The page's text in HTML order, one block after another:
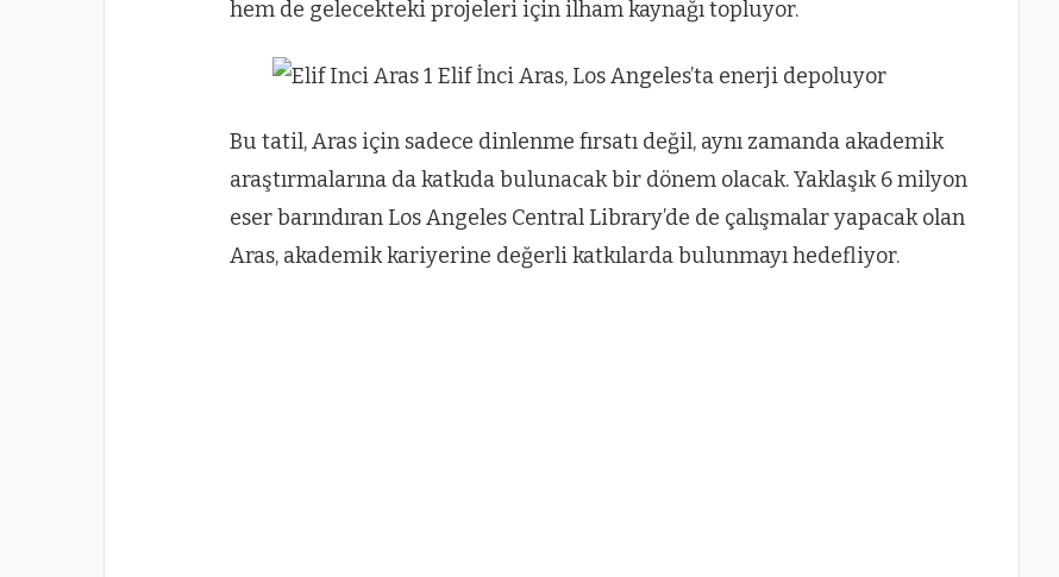
hem de gelecekteki projeleri için ilham kaynağı topluyor.
Bu tatil, Aras için sadece dinlenme fırsatı değil, aynı zamanda akademik
araştırmalarına da katkıda bulunacak bir dönem olacak. Yaklaşık 6 milyon
eser barındıran Los Angeles Central Library’de de çalışmalar yapacak olan
Aras, akademik kariyerine değerli katkılarda bulunmayı hedefliyor.